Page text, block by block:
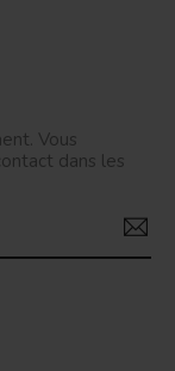
Vous
dans les